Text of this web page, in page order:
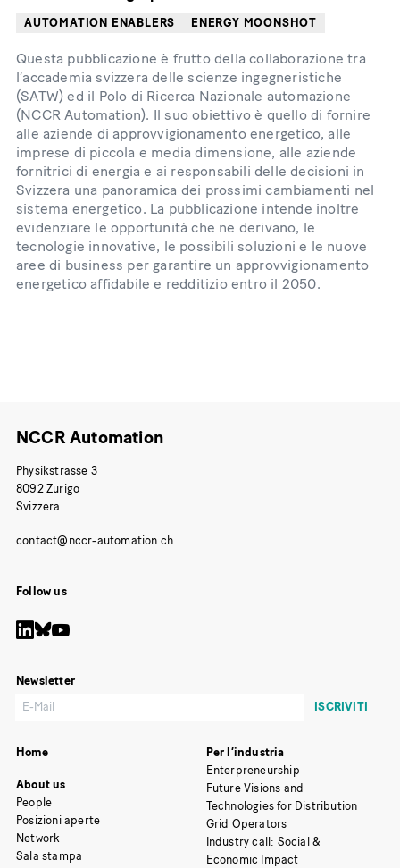
AUTOMATION ENABLERS ENERGY MOONSHOT
Questa pubblicazione è frutto della collaborazione tra
l’accademia svizzera delle scienze ingegneristiche
(SATW) ed il Polo di Ricerca Nazionale automazione
(NCCR Automation). Il suo obiettivo è quello di fornire
alle aziende di approvvigionamento energetico, alle
imprese di piccola e media dimensione, alle aziende
fornitrici di energia e ai responsabili delle decisioni in
Svizzera una panoramica dei prossimi cambiamenti nel
sistema energetico. La pubblicazione intende inoltre
evidenziare le opportunità che ne derivano, le
tecnologie innovative, le possibili soluzioni e le nuove
aree di business per garantire un approvvigionamento
energetico affidabile e redditizio entro il 2050.
NCCR Automation
Physikstrasse 3
8092 Zurigo
Svizzera
Follow us
Newsletter
Home
About us
People
Posizioni aperte
Network
Sala stampa
Per l’industria
Enterpreneurship
Future Visions and
Technologies for Distribution
Grid Operators
Industry call: Social &
Economic Impact